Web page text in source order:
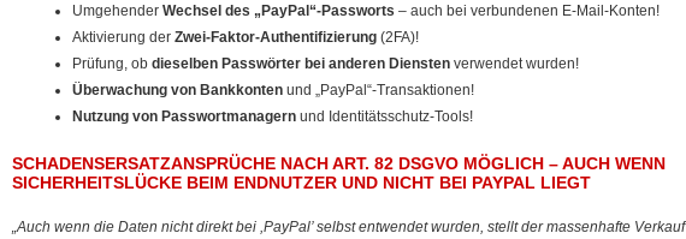
Umgehender Wechsel des „PayPal“-Passworts – auch bei verbundenen E-Mail-Konten!
Aktivierung der Zwei-Faktor-Authentifizierung (2FA)!
Prüfung, ob dieselben Passwörter bei anderen Diensten verwendet wurden!
Überwachung von Bankkonten und „PayPal“-Transaktionen!
Nutzung von Passwortmanagern und Identitätsschutz-Tools!
SCHADENSERSATZANSPRÜCHE NACH ART. 82 DSGVO MÖGLICH – AUCH WENN
SICHERHEITSLÜCKE BEIM ENDNUTZER UND NICHT BEI PAYPAL LIEGT
„Auch wenn die Daten nicht direkt bei ,PayPal’ selbst entwendet wurden, stellt der massenhafte Verkauf